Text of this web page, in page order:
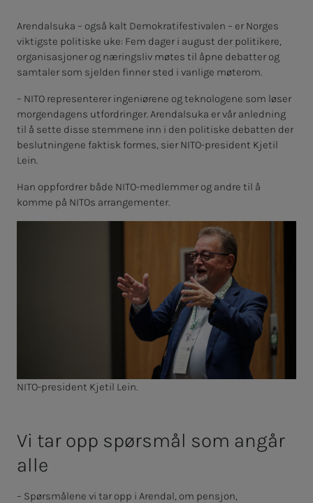
Arendalsuka – også kalt Demokratifestivalen – er Norges
viktigste politiske uke: Fem dager i august der politikere,
organisasjoner og næringsliv møtes til åpne debatter og
samtaler som sjelden finner sted i vanlige møterom.
– NITO representerer ingeniørene og teknologene som løser
morgendagens utfordringer. Arendalsuka er vår anledning
til å sette disse stemmene inn i den politiske debatten der
beslutningene faktisk formes, sier NITO-president Kjetil
Lein.
Han oppfordrer både NITO-medlemmer og andre til å
komme på NITOs arrangementer.
NITO-president Kjetil Lein.
Vi tar opp spørs­­­mål som an­­­går
alle
– Spørsmålene vi tar opp i Arendal, om pensjon,